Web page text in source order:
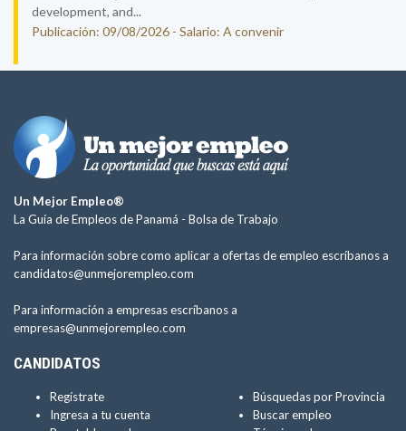
development, and...
Publicación: 09/08/2026 - Salario: A convenir
Un Mejor Empleo®
La Guía de Empleos de Panamá - Bolsa de Trabajo
Para información sobre como aplicar a ofertas de empleo escríbanos a
candidatos@unmejorempleo.com
Para información a empresas escríbanos a
empresas@unmejorempleo.com
CANDIDATOS
Regístrate
Ingresa a tu cuenta
Búsquedas por Provincia
Buscar empleo